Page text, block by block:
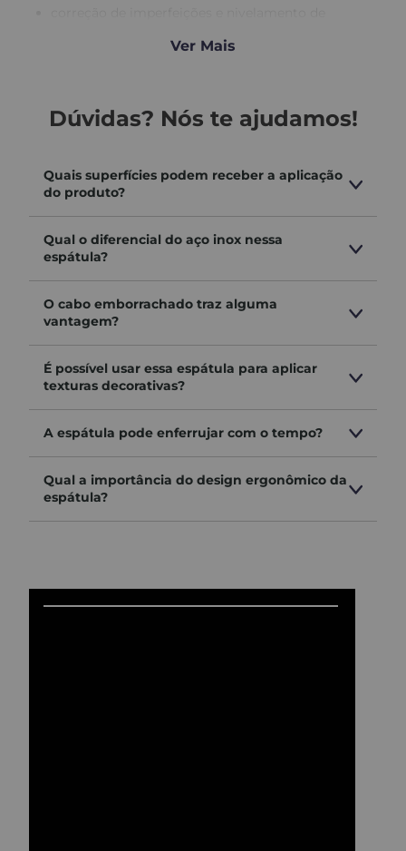
raspagem de tintas, adesivos e resíduos diversos
finos
Benefícios e diferenciais
lâmina em aço inoxidável:
mais durabilidade, flexibilidade e resistência à corrosão
cabo emborrachado ergonômico:
firmeza, conforto e segurança durante o uso
acabamento polido:
aplicação limpa e uniforme, sem marcas indesejadas
ideal para uso contínuo em ambientes exigentes
ideal para uso com massas, gesso, tintas e produtos
químicos
Ver Mais
Dúvidas? Nós te ajudamos!
Quais superfícies podem receber a aplicação
do produto?
Qual o diferencial do aço inox nessa
espátula?
O cabo emborrachado traz alguma
vantagem?
É possível usar essa espátula para aplicar
texturas decorativas?
A espátula pode enferrujar com o tempo?
Qual a importância do design ergonômico da
espátula?